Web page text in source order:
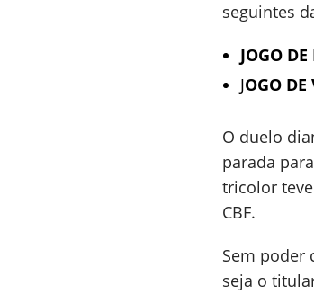
seguintes
JOGO
JOGO DE
O duelo
parada
tricolor
CBF.
Sem poder
seja o